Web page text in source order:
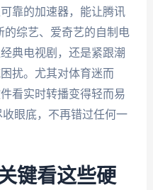
靠的加速器，能让腾讯
综艺、爱奇艺的自制电
典电视剧，还是紧跟潮
扰。尤其对体育迷而
看实时转播变得轻而易
眼底，不再错过任何一
键看这些硬